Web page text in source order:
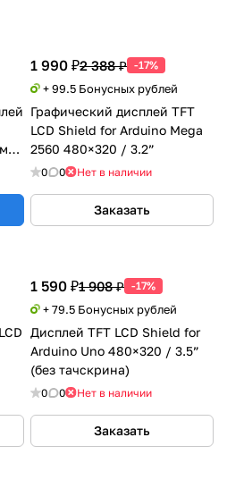
1 990 ₽2 388 ₽ -17%
+ 99.5 Бонусных рублей
Графический дисплей TFT
LCD Shield for Arduino Mega
2560 480×320 / 3.2”
0 0 Нет в наличии
Заказать
1 590 ₽1 908 ₽ -17%
+ 79.5 Бонусных рублей
Дисплей TFT LCD Shield for
Arduino Uno 480×320 / 3.5”
(без тачскрина)
0 0 Нет в наличии
Заказать